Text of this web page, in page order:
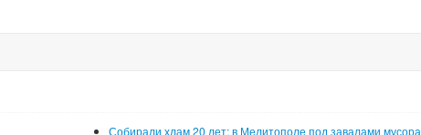
Собирали хлам 20 лет: в Мелитополе под завалами мусора